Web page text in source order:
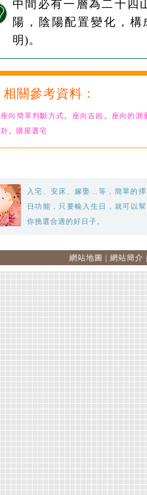
中間必有一層為二十四
陽，陰陽配置變化，
明)。
相關參考資料：
座向簡單判斷方式、 座向吉凶 、 座向的測
卦、 購屋選宅
入宅、安床、嫁娶…等，簡單的擇
日功能，只要輸入生日，就可以幫
你挑選合適的好日子。
網站地圖 | 網站簡介